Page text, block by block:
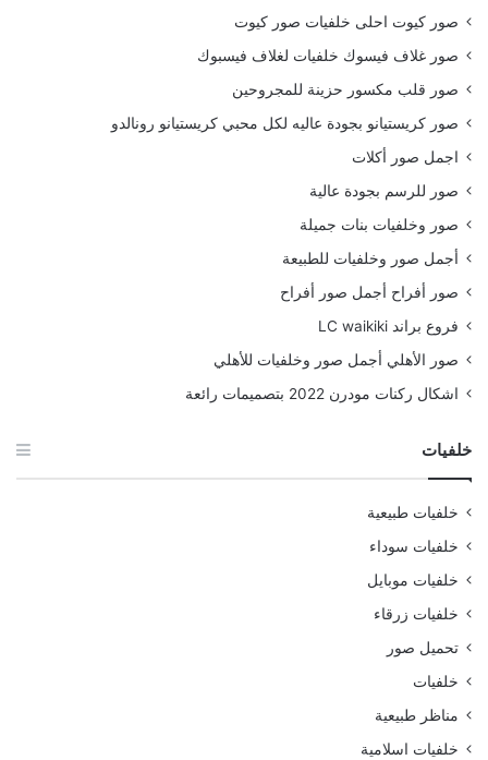
صور كيوت احلى خلفيات صور كيوت
صور غلاف فيسوك خلفيات لغلاف فيسبوك
صور قلب مكسور حزينة للمجروحين
صور كريستيانو بجودة عاليه لكل محبي كريستيانو رونالدو
اجمل صور أكلات
صور للرسم بجودة عالية
صور وخلفيات بنات جميلة
أجمل صور وخلفيات للطبيعة
صور أفراح أجمل صور أفراح
فروع براند LC waikiki
صور الأهلي أجمل صور وخلفيات للأهلي
اشكال ركنات مودرن 2022 بتصميمات رائعة
خلفيات
خلفيات طبيعية
خلفيات سوداء
خلفيات موبايل
خلفيات زرقاء
تحميل صور
خلفيات
مناظر طبيعية
خلفيات اسلامية